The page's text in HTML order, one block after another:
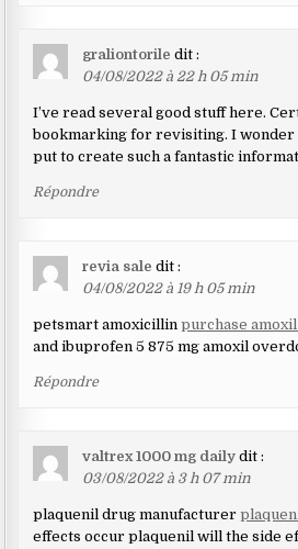
graliontorile dit :
04/08/2022 à 22 h 05 min
I’ve read several good stuff here.
bookmarking for revisiting. I wonder
put to create such a fantastic
Répondre
revia sale dit :
04/08/2022 à 19 h 05 min
petsmart amoxicillinpurchase
and ibuprofen 5 875 mg amoxil
Répondre
valtrex 1000 mg daily dit :
03/08/2022 à 3 h 07 min
plaquenil drug manufacturer
effects occur plaquenil will the side